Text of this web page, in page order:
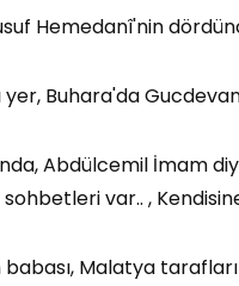
Hemedanî'nin
Buhara'da
Abdülcemil İmam
var.. ,
Malatya